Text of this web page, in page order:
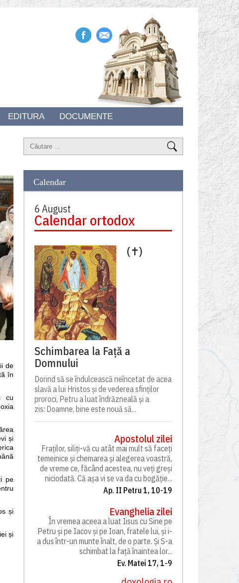
EDITURA DOCUMENTE
de
în
cu
și
pe
și
și
Calendar
6 August
Calendar ortodox
(✝)
Schimbarea la Față a
Domnului
Dorind să se îndulcească neîncetat de acea
slavă a lui Hristos și de vederea sfinților
proroci, Petru a luat îndrăzneală și a
zis: Doamne, bine este nouă să...
Apostolul zilei
Fraților, siliți-vă cu atât mai mult să faceți
temeinice și chemarea și alegerea voastră,
de vreme ce, făcând acestea, nu veți greși
niciodată. Că așa vi se va da cu bogăție...
Ap. II Petru 1, 10-19
Evanghelia zilei
În vremea aceea a luat Iisus cu Sine pe
Petru și pe Iacov și pe Ioan, fratele lui, și i-
a dus într-un munte înalt, de o parte. Și S-a
schimbat la față înaintea lor...
Ev. Matei 17, 1-9